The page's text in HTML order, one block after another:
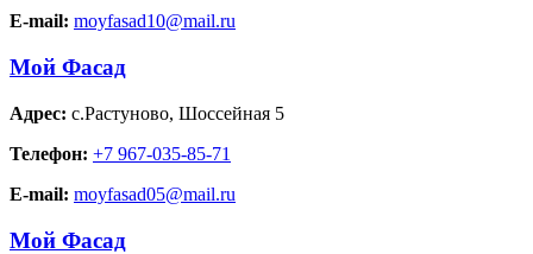
E-mail: moyfasad10@mail.ru
Мой Фасад
Адрес: с.Растуново, Шоссейная 5
Телефон: +7 967-035-85-71
E-mail: moyfasad05@mail.ru
Мой Фасад